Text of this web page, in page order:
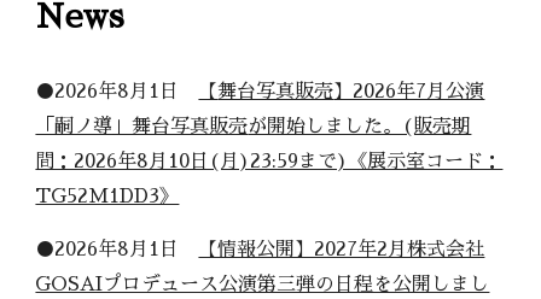
News
●2026年8 月1日 【舞台写真販売】2026年7月公演
「嗣ノ導」舞台写真販売が開始しました。(販売期
間：2026年8月10日(月)23:59まで)《展示室コード：
TG52M1DD3》
●2026年8月1日
【情報公開】2027年2月株式会社
GOSAIプロデュース公演第三弾の日程を公開しまし